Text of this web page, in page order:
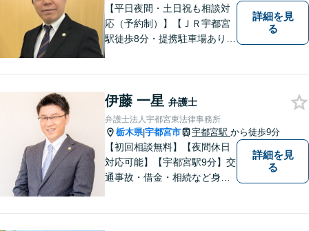
【平日夜間・土日祝も相談対
応（予約制）】【ＪＲ宇都宮
駅徒歩8分・提携駐車場あり】
合わせください。
詳細を見
る
伊藤 一星 弁護士
弁護士法人宇都宮東法律事務所
栃木県|宇都宮市 宇都宮駅 から徒歩9分
【初回相談無料】【夜間休日
対応可能】【宇都宮駅9分】交
通事故・借金・相続など身近
詳細を見
る